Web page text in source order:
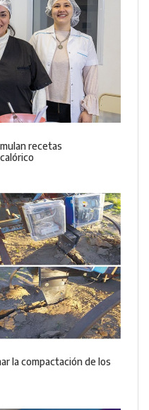
recetas
la compactación de los